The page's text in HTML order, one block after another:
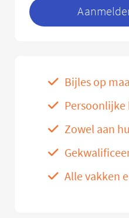
Bijles op
Zowel aan
Alle vakken